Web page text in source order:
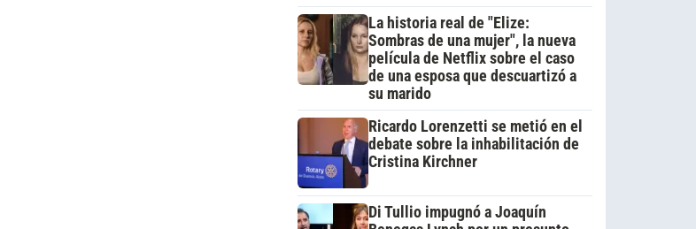
La historia real de "Elize:
Sombras de una mujer", la nueva
película de Netflix sobre el caso
de una esposa que descuartizó a
su marido
Ricardo Lorenzetti se metió en el
debate sobre la inhabilitación de
Cristina Kirchner
Di Tullio impugnó a Joaquín